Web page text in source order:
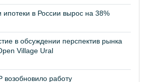
в России вырос на 38%
в обсуждении перспектив рынка
Village Ural
работу